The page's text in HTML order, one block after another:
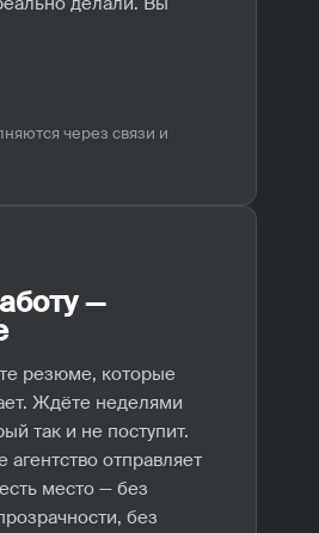
через связи и
—
резюме, которые
Ждёте неделями
так и не поступит.
агентство отправляет
место — без
без